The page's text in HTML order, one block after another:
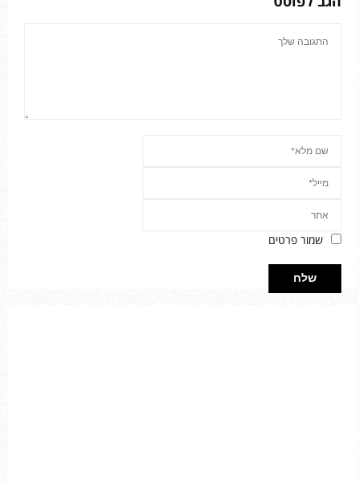
שמור פרטים